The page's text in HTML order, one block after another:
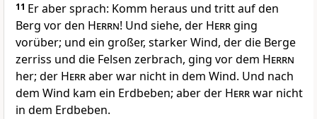
11 Er aber sprach: Komm heraus und tritt auf den
Berg vor den Herrn! Und siehe, der Herrging
vorüber; und ein großer, starker Wind, der die Berge
zerriss und die Felsen zerbrach, ging vor dem Herrn
her; der Herraber war nicht in dem Wind. Und nach
dem Wind kam ein Erdbeben; aber der Herrwar nicht
in dem Erdbeben.